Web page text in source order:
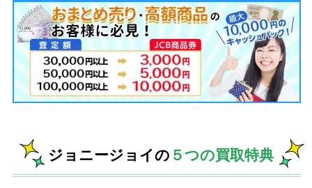
ジョニージョイの ５つの買取特典